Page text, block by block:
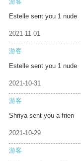
Estelle sent you 1 nude
2021-11-01
游客
Estelle sent you 1 nude
2021-10-31
游客
Shriya sent you a frien
2021-10-29
游客